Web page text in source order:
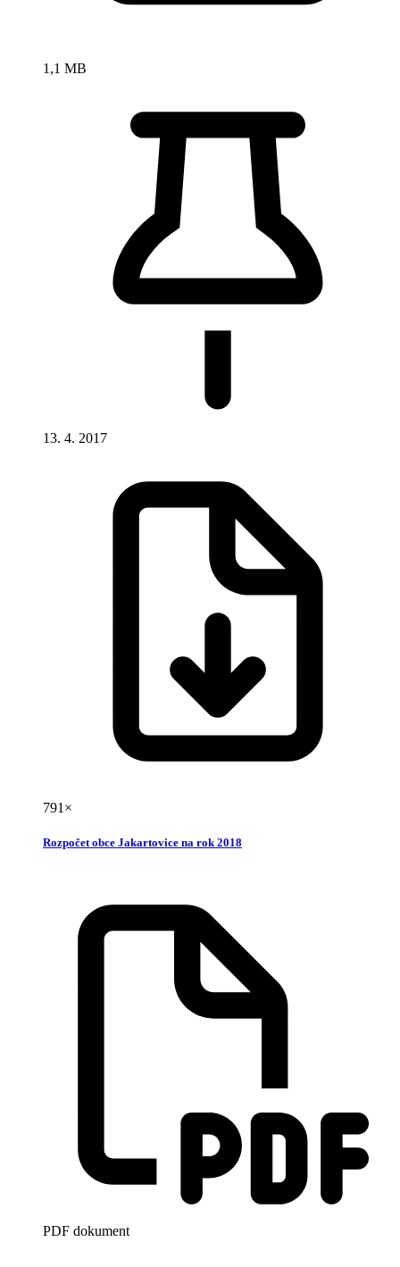
1,1 MB
13. 4. 2017
791×
Rozpočet obce Jakartovice na rok 2018
PDF dokument